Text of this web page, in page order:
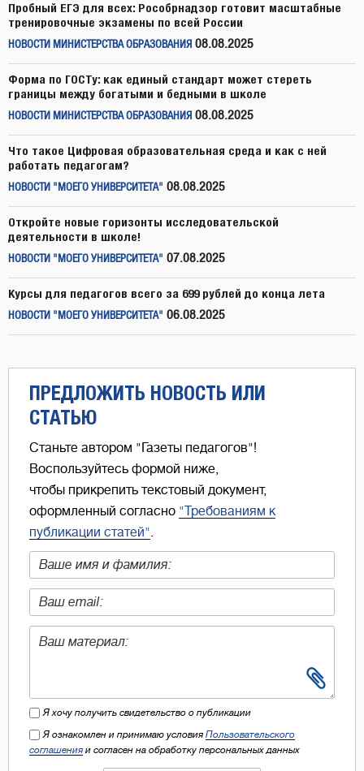
Пробный ЕГЭ для всех: Рособрнадзор готовит масштабные
тренировочные экзамены по всей России
НОВОСТИ МИНИСТЕРСТВА ОБРАЗОВАНИЯ 08.08.2025
Форма по ГОСТу: как единый стандарт может стереть
границы между богатыми и бедными в школе
НОВОСТИ МИНИСТЕРСТВА ОБРАЗОВАНИЯ 08.08.2025
Что такое Цифровая образовательная среда и как с ней
работать педагогам?
НОВОСТИ "МОЕГО УНИВЕРСИТЕТА" 08.08.2025
Откройте новые горизонты исследовательской
деятельности в школе!
НОВОСТИ "МОЕГО УНИВЕРСИТЕТА" 07.08.2025
Курсы для педагогов всего за 699 рублей до конца лета
НОВОСТИ "МОЕГО УНИВЕРСИТЕТА" 06.08.2025
ПРЕДЛОЖИТЬ НОВОСТЬ ИЛИ
СТАТЬЮ
Станьте автором "Газеты педагогов"!
Воспользуйтесь формой ниже,
чтобы прикрепить текстовый документ,
оформленный согласно "Требованиям к
публикации статей".
Я хочу получить свидетельство о публикации
Я ознакомлен и принимаю условия Пользовательского
соглашения и согласен на обработку персональных данных